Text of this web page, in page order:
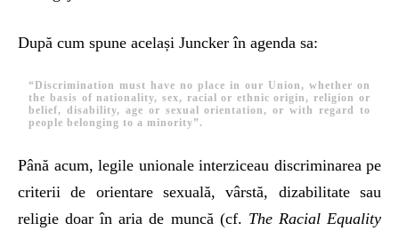
După cum spune același Juncker în agenda sa:
“Discriminationmust have no place in our Union, whether on
the basis of nationality, sex, racial or ethnic origin, religion or
belief, disability, age or sexual orientation, or with regard to
people belonging to a minority”.
Până acum, legile unionale interziceau discriminarea pe
criterii de orientare sexuală, vârstă, dizabilitate sau
religie doar în aria de muncă (cf. The Racial Equality